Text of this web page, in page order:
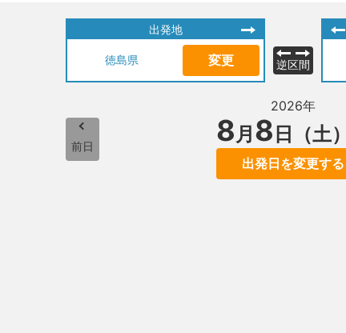
出発地
徳島県 変更 逆区間
前日
2026年
8月 8 日（土）
出発日を変更する